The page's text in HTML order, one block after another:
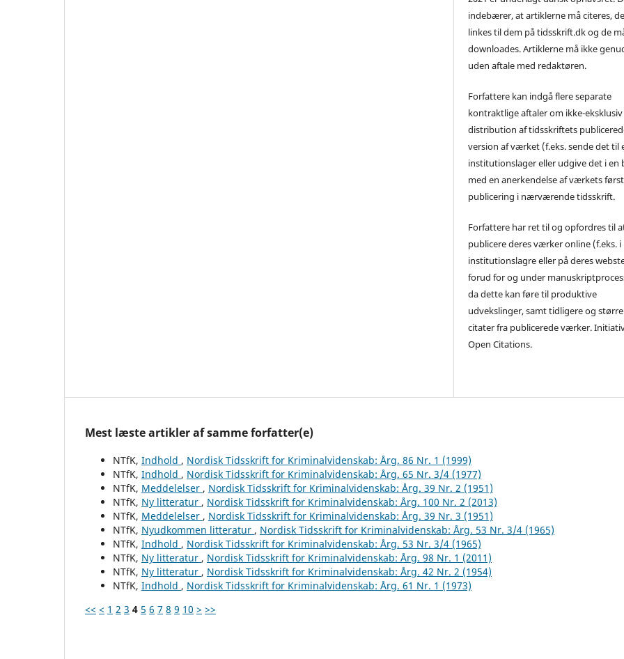
indebærer, at artiklerne må citeres,
linkes til dem på tidsskrift.dk og de
downloades. Artiklerne må ikke
uden aftale med redaktøren.
Forfattere kan indgå flere separate
kontraktlige aftaler om ikke-eksklusiv
distribution af tidsskriftets
version af værket (f.eks. sende det til
institutionslager eller udgive det i en
med en anerkendelse af værkets
publicering i nærværende tidsskrift.
Forfattere har ret til og opfordres til
publicere deres værker online (f.eks. i
institutionslagre eller på deres
forud for og under
da dette kan føre til produktive
udvekslinger, samt tidligere og større
citater fra publicerede værker.
Open Citations.
Mest læste artikler af samme forfatter(e)
NTfK, Indhold , Nordisk Tidsskrift for Kriminalvidenskab: Årg. 86 Nr. 1 (1999)
NTfK, Indhold , Nordisk Tidsskrift for Kriminalvidenskab: Årg. 65 Nr. 3/4 (1977)
NTfK, Meddelelser , Nordisk Tidsskrift for Kriminalvidenskab: Årg. 39 Nr. 2 (1951)
NTfK, Ny litteratur , Nordisk Tidsskrift for Kriminalvidenskab: Årg. 100 Nr. 2 (2013)
NTfK, Meddelelser , Nordisk Tidsskrift for Kriminalvidenskab: Årg. 39 Nr. 3 (1951)
NTfK, Nyudkommen litteratur , Nordisk Tidsskrift for Kriminalvidenskab: Årg. 53 Nr. 3/4 (1965)
NTfK, Indhold , Nordisk Tidsskrift for Kriminalvidenskab: Årg. 53 Nr. 3/4 (1965)
NTfK, Ny litteratur , Nordisk Tidsskrift for Kriminalvidenskab: Årg. 98 Nr. 1 (2011)
NTfK, Ny litteratur , Nordisk Tidsskrift for Kriminalvidenskab: Årg. 42 Nr. 2 (1954)
NTfK, Indhold , Nordisk Tidsskrift for Kriminalvidenskab: Årg. 61 Nr. 1 (1973)
<< < 1 2 3 4 5 6 7 8 9 10 > >>